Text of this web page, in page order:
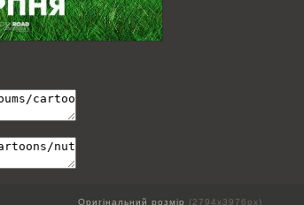
Оригінальний розмір (2794x3976px)